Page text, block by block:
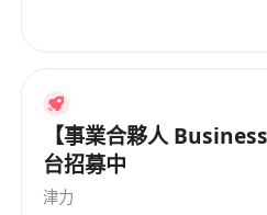
【事業合夥人
台招募中
津力